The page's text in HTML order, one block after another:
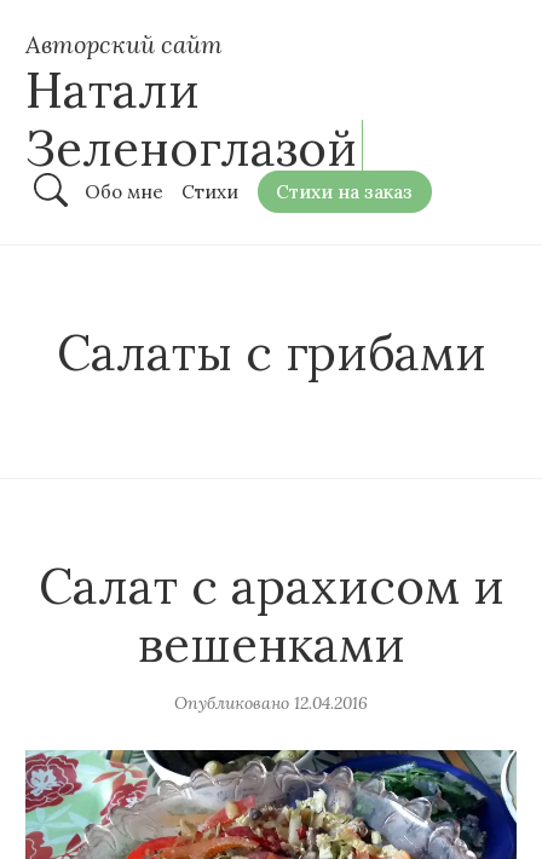
Авторский сайт
Натали
Зеленоглазой
Обо мне Стихи Стихи на заказ
Салаты с грибами
Салат с арахисом и
вешенками
Опубликовано 12.04.2016